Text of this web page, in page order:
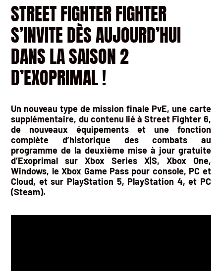
STREET FIGHTER FIGHTER
S’INVITE DÈS AUJOURD’HUI
DANS LA SAISON 2
D’EXOPRIMAL !
Un nouveau type de mission finale PvE, une carte
supplémentaire, du contenu lié à Street Fighter 6,
de nouveaux équipements et une fonction
complète d’historique des combats au
programme de la deuxième mise à jour gratuite
d’Exoprimal sur Xbox Series X|S, Xbox One,
Windows, le Xbox Game Pass pour console, PC et
Cloud, et sur PlayStation 5, PlayStation 4, et PC
(Steam).